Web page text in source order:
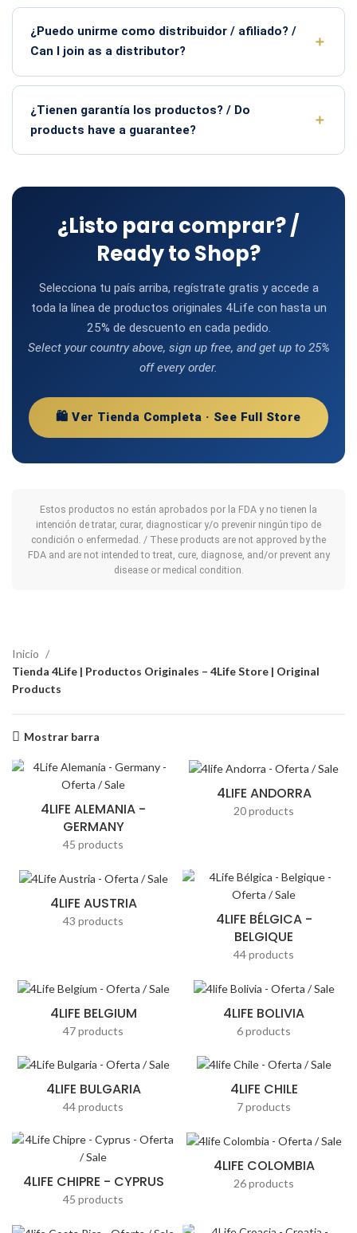
¿Puedo unirme como distribuidor / afiliado? /
Can I join as a distributor?
¿Tienen garantía los productos? / Do
products have a guarantee?
¿Listo para comprar? /
Ready to Shop?
Selecciona tu país arriba, regístrate gratis y accede a
toda la línea de productos originales 4Life con hasta un
25% de descuento en cada pedido.
Select your country above, sign up free, and get up to 25%
off every order.
🛍️ Ver Tienda Completa · See Full Store
Estos productos no están aprobados por la FDA y no tienen la
intención de tratar, curar, diagnosticar y/o prevenir ningún tipo de
condición o enfermedad. / These products are not approved by the
FDA and are not intended to treat, cure, diagnose, and/or prevent any
disease or medical condition.
Inicio
Tienda 4Life | Productos Originales – 4Life Store | Original
Products
Mostrar barra
4LIFE ALEMANIA -
GERMANY
45 products
4LIFE ANDORRA
20 products
4LIFE AUSTRIA
43 products
4LIFE BÉLGICA -
BELGIQUE
44 products
4LIFE BELGIUM
47 products
4LIFE BOLIVIA
6 products
4LIFE BULGARIA
44 products
4LIFE CHILE
7 products
4LIFE CHIPRE - CYPRUS
45 products
4LIFE COLOMBIA
26 products